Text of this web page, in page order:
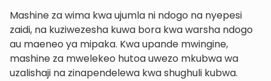
Mashine za wima kwa ujumla ni ndogo na nyepesi
zaidi, na kuziwezesha kuwa bora kwa warsha ndogo
au maeneo ya mipaka. Kwa upande mwingine,
mashine za mwelekeo hutoa uwezo mkubwa wa
uzalishaji na zinapendelewa kwa shughuli kubwa.